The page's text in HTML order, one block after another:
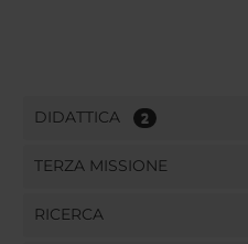
DIDATTICA 2
TERZA MISSIONE
RICERCA